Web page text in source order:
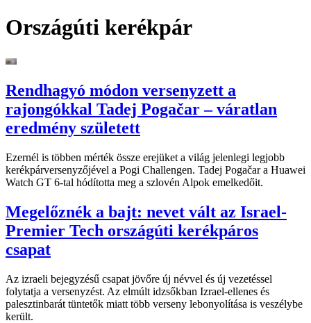
Országúti kerékpár
Rendhagyó módon versenyzett a
rajongókkal Tadej Pogačar – váratlan
eredmény született
Ezernél is többen mérték össze erejüket a világ jelenlegi legjobb
kerékpárversenyzőjével a Pogi Challengen. Tadej Pogačar a Huawei
Watch GT 6-tal hódította meg a szlovén Alpok emelkedőit.
Megelőznék a bajt: nevet vált az Israel-
Premier Tech országúti kerékpáros
csapat
Az izraeli bejegyzésű csapat jövőre új névvel és új vezetéssel
folytatja a versenyzést. Az elmúlt idzsőkban Izrael-ellenes és
palesztinbarát tüntetők miatt több verseny lebonyolítása is veszélybe
került.